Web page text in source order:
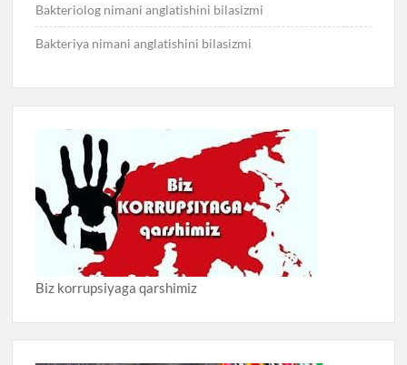
Bakteriolog nimani anglatishini bilasizmi
Bakteriya nimani anglatishini bilasizmi
Biz korrupsiyaga qarshimiz